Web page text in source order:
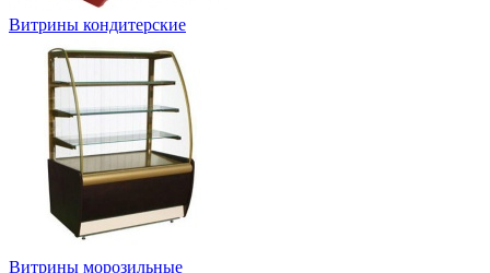
Витрины кондитерские
Витрины морозильные